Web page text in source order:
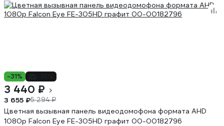
-31%
3 440 ₽
3 655 ₽5 294 ₽
Цветная вызывная панель видеодомофона формата AHD
1080p Falcon Eye FE-305HD графит 00-00182796